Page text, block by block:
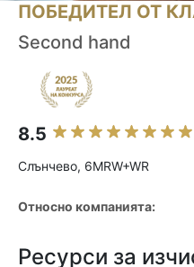
ПОБЕДИТЕЛ ОТ
Second hand
8.5
Слънчево, 6MRW+WR
Относно компанията:
Ресурси за